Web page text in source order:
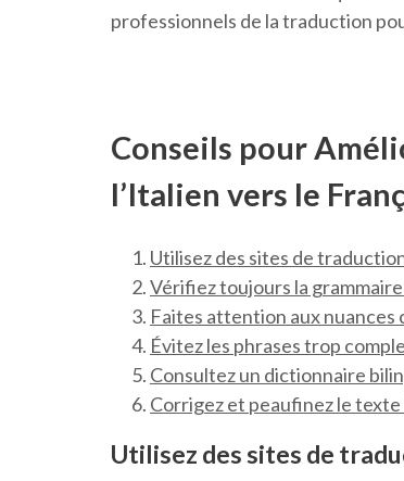
professionnels de la traduction
Conseils pour
l’Italien vers le
Utilisez des sites de
Vérifiez toujours la
Faites attention aux
Évitez les phrases trop
Consultez un dictionnaire
Corrigez et peaufinez le
Utilisez des sites de